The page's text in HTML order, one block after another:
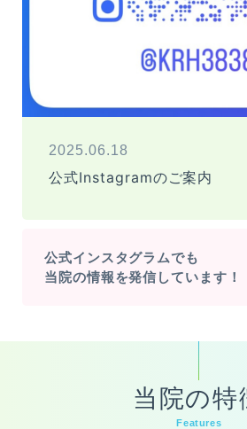
月～金
2025.06.18
公式Instagramのご案内
公式インスタグラムでも
当院の情報を発信しています！
当院の特
Features